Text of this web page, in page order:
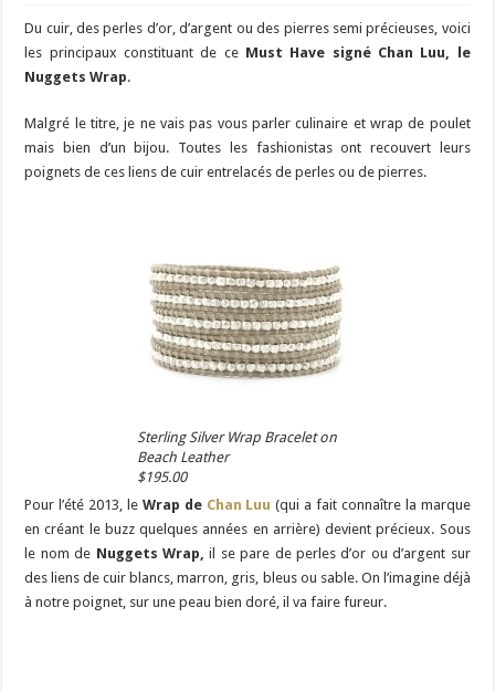
Du cuir, des perles d’or, d’argent ou des pierres semi précieuses, voici
les principaux constituant de ce Must Have signé Chan Luu, le
Nuggets Wrap.
Malgré le titre, je ne vais pas vous parler culinaire et wrap de poulet
mais bien d’un bijou. Toutes les fashionistas ont recouvert leurs
poignets de ces liens de cuir entrelacés de perles ou de pierres.
Sterling Silver Wrap Bracelet on
Beach Leather
$195.00
Pour l’été 2013, le Wrap de Chan Luu (qui a fait connaître la marque
en créant le buzz quelques années en arrière) devient précieux. Sous
le nom de Nuggets Wrap, il se pare de perles d’or ou d’argent sur
des liens de cuir blancs, marron, gris, bleus ou sable. On l’imagine déjà
à notre poignet, sur une peau bien doré, il va faire fureur.